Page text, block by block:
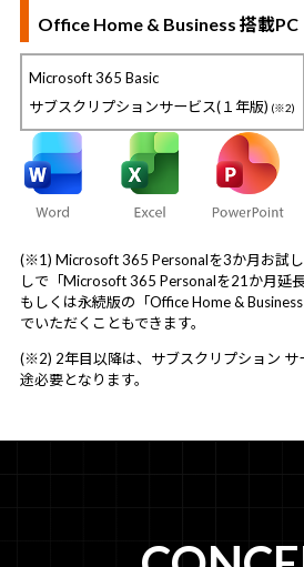
Office Home & Business 搭載PC
Microsoft 365 Basic
サブスクリプションサービス(１年版) (※2)
(※1) Microsoft 365 Personalを3か月お試
しで「Microsoft 365 Personalを21か月延
もしくは永続版の「Office Home &
でいただくこともできます。
(※2) 2年目以降は、サブスクリプション サ
途必要となります。